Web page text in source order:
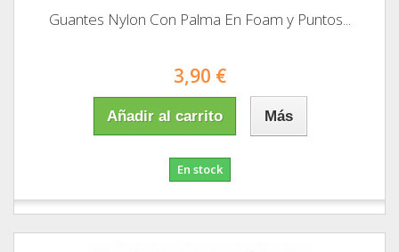
Guantes Nylon Con Palma En Foam y Puntos...
3,90 €
Añadir al carrito Más
En stock